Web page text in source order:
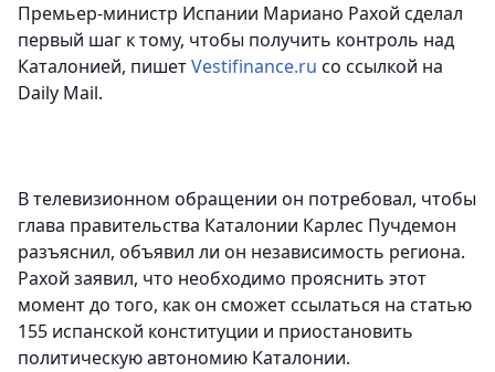
Премьер-министр Испании Мариано Рахой сделал
первый шаг к тому, чтобы получить контроль над
Каталонией, пишетVestifinance.ru со ссылкой на
Daily Mail.
В телевизионном обращении он потребовал, чтобы
глава правительства Каталонии Карлес Пучдемон
разъяснил, объявил ли он независимость региона.
Рахой заявил, что необходимо прояснить этот
момент до того, как он сможет ссылаться на статью
155 испанской конституции и приостановить
политическую автономию Каталонии.